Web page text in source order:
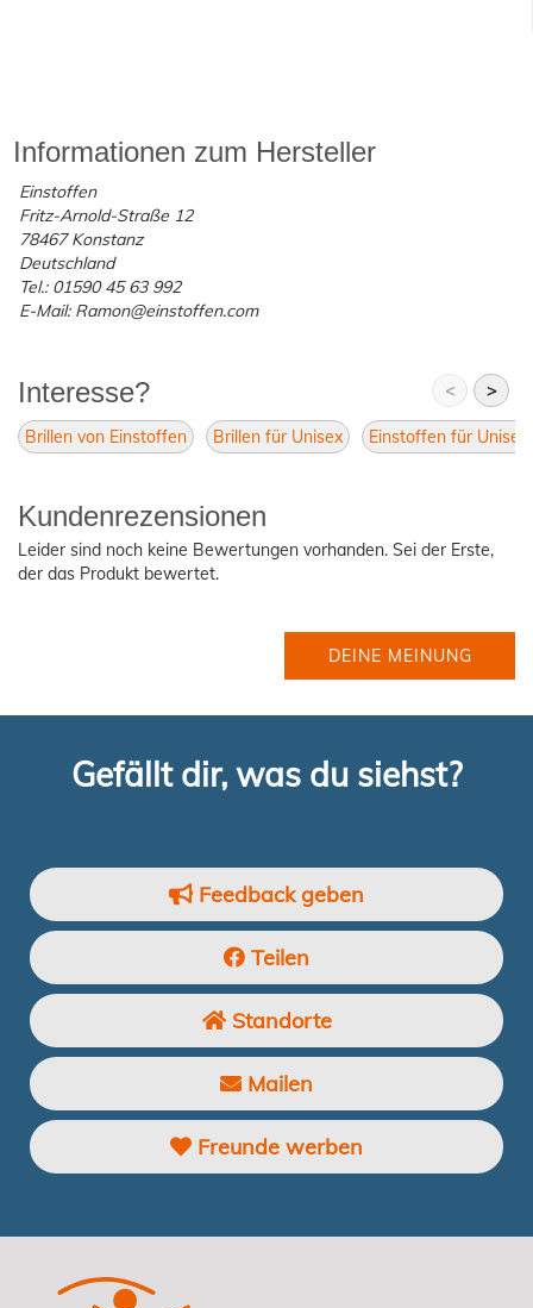
Informationen zum Hersteller
Einstoffen
Fritz-Arnold-Straße 12
78467 Konstanz
Deutschland
Tel.: 01590 45 63 992
E-Mail: Ramon@einstoffen.com
Interesse? < >
Brillen von Einstoffen Brillen für Unisex Einstoffen für Unisex
Kundenrezensionen
Leider sind noch keine Bewertungen vorhanden. Sei der Erste,
der das Produkt bewertet.
DEINE MEINUNG
Gefällt dir, was du siehst?
Feedback geben
Teilen
Standorte
Mailen
Freunde werben